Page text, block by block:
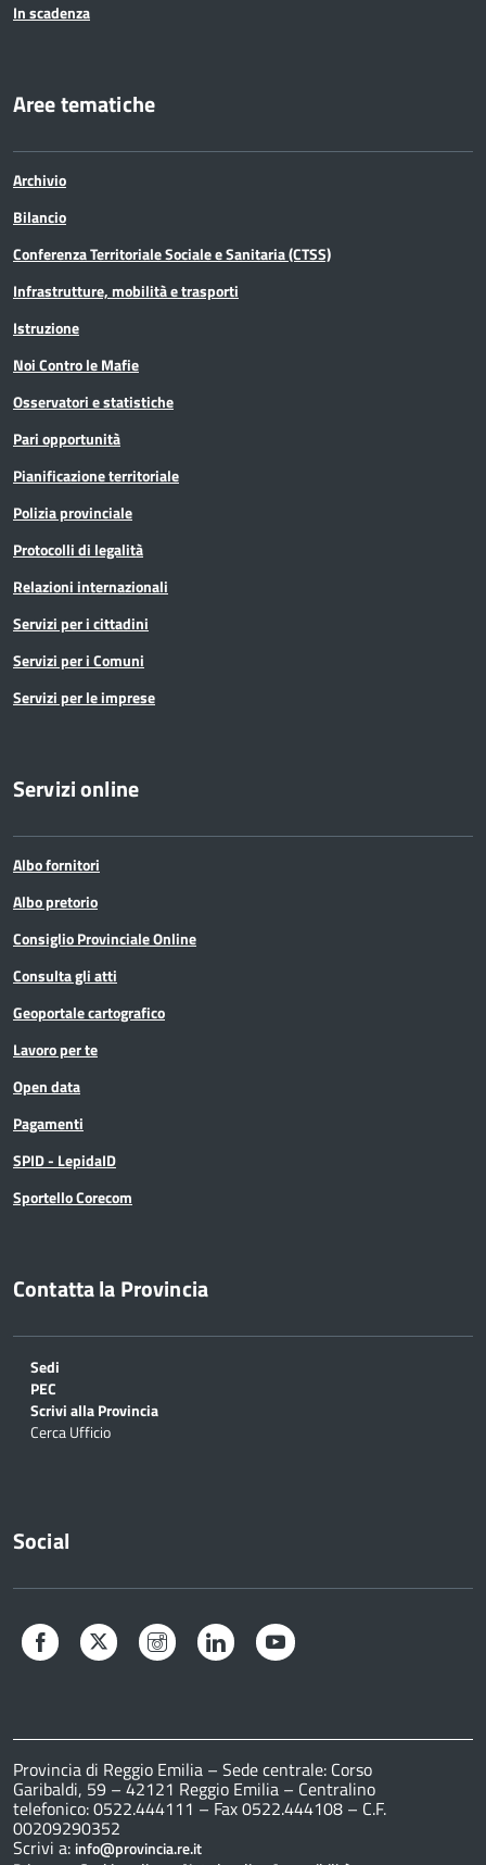
In scadenza
Aree tematiche
Archivio
Bilancio
Conferenza Territoriale Sociale e Sanitaria (CTSS)
Infrastrutture, mobilità e trasporti
Istruzione
Noi Contro le Mafie
Osservatori e statistiche
Pari opportunità
Pianificazione territoriale
Polizia provinciale
Protocolli di legalità
Relazioni internazionali
Servizi per i cittadini
Servizi per i Comuni
Servizi per le imprese
Servizi online
Albo fornitori
Albo pretorio
Consiglio Provinciale Online
Consulta gli atti
Geoportale cartografico
Lavoro per te
Open data
Pagamenti
SPID - LepidaID
Sportello Corecom
Contatta la Provincia
Sedi
PEC
Scrivi alla Provincia
Cerca Ufficio
Social
Facebook Twitter Instagram LinkedIn
Provincia di Reggio Emilia – Sede centrale: Corso
Garibaldi, 59 – 42121 Reggio Emilia – Centralino
telefonico: 0522.444111 – Fax 0522.444108 – C.F.
00209290352
Scrivi a: info@provincia.re.it